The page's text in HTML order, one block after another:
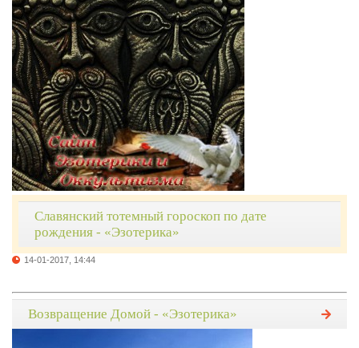
Славянский тотемный гороскоп по дате
рождения - «Эзотерика»
14-01-2017, 14:44
Возвращение Домой - «Эзотерика»